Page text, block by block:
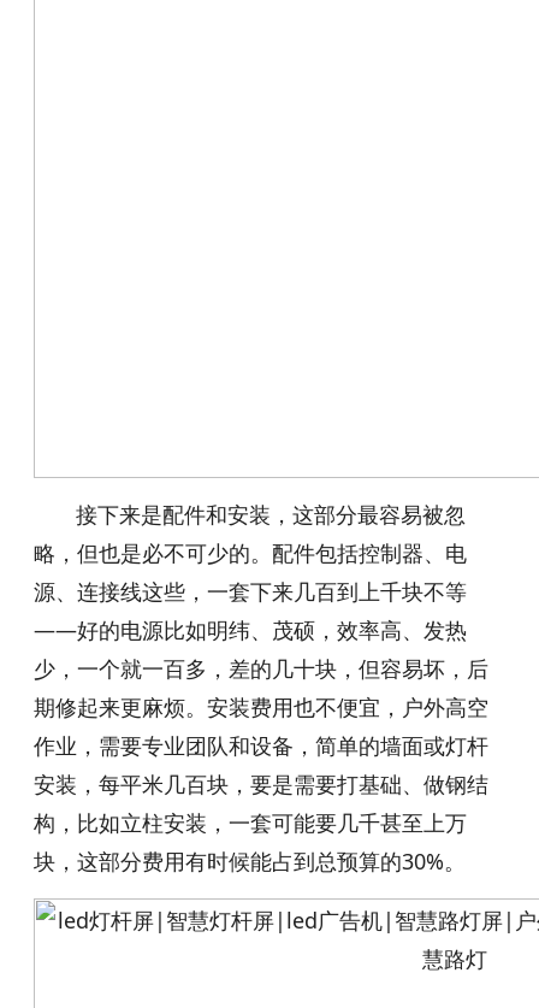
接下来是配件和安装，这部分最容易被忽
略，但也是必不可少的。配件包括控制器、电
源、连接线这些，一套下来几百到上千块不等
——好的电源比如明纬、茂硕，效率高、发热
少，一个就一百多，差的几十块，但容易坏，后
期修起来更麻烦。安装费用也不便宜，户外高空
作业，需要专业团队和设备，简单的墙面或灯杆
安装，每平米几百块，要是需要打基础、做钢结
构，比如立柱安装，一套可能要几千甚至上万
块，这部分费用有时候能占到总预算的30%。